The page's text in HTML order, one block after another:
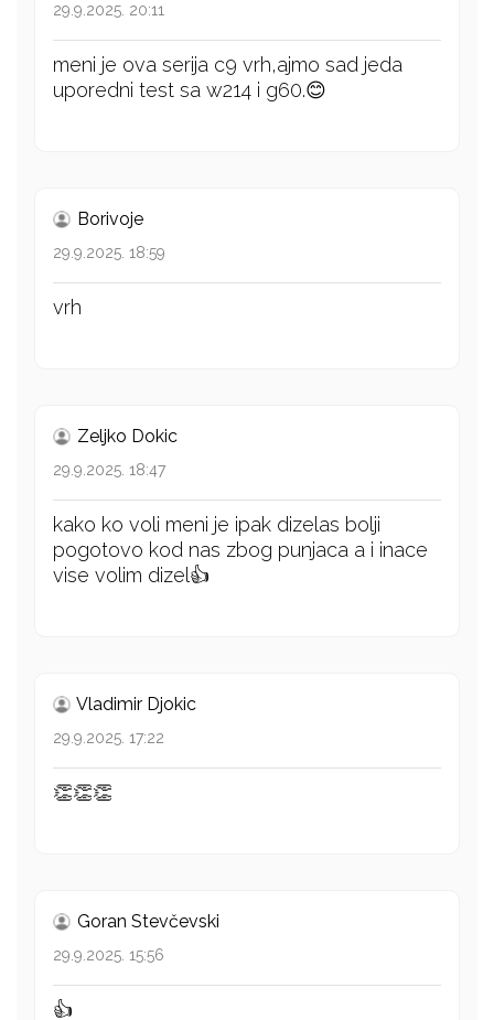
29.9.2025. 20:11
meni je ova serija c9 vrh,ajmo sad jeda
uporedni test sa w214 i g60.😊
Borivoje
29.9.2025. 18:59
vrh
Zeljko Dokic
29.9.2025. 18:47
kako ko voli meni je ipak dizelas bolji
pogotovo kod nas zbog punjaca a i inace
vise volim dizel👍
Vladimir Djokic
29.9.2025. 17:22
👏👏👏
Goran Stevčevski
29.9.2025. 15:56
👍